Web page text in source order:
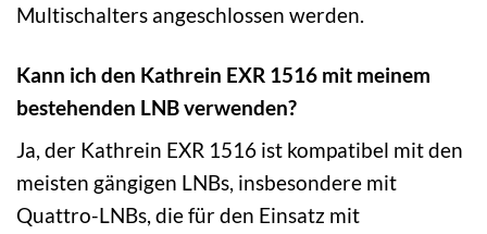
Multischalters angeschlossen werden.
Kann ich den Kathrein EXR 1516 mit meinem
bestehenden LNB verwenden?
Ja, der Kathrein EXR 1516 ist kompatibel mit den
meisten gängigen LNBs, insbesondere mit
Quattro-LNBs, die für den Einsatz mit